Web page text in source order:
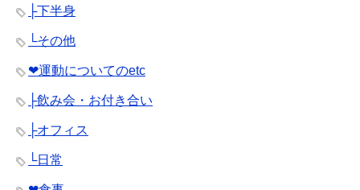
├下半身
└その他
❤︎運動についてのetc
├飲み会・お付き合い
├オフィス
└日常